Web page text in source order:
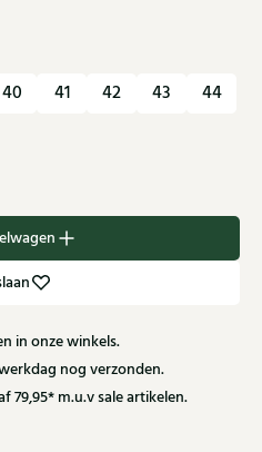
40 41 42 43
44
in onze winkels.
nog verzonden.
79,95* m.u.v sale artikelen.